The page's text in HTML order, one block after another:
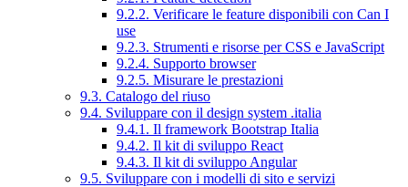
9.2.2. Verificare le feature disponibili con Can I
use
9.2.3. Strumenti e risorse per CSS e JavaScript
9.2.4. Supporto browser
9.2.5. Misurare le prestazioni
9.3. Catalogo del riuso
9.4. Sviluppare con il design system .italia
9.4.1. Il framework Bootstrap Italia
9.4.2. Il kit di sviluppo React
9.4.3. Il kit di sviluppo Angular
9.5. Sviluppare con i modelli di sito e servizi